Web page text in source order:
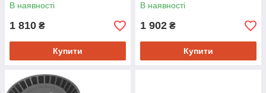
В наявності
1 810 ₴
Купити
В наявності
1 902 ₴
Купити